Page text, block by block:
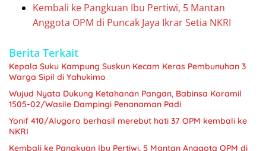
Kembali ke Pangkuan Ibu Pertiwi, 5 Mantan
Anggota OPM di Puncak Jaya Ikrar Setia NKRI
Berita Terkait
Kepala Suku Kampung Suskun Kecam Keras Pembunuhan 3
Warga Sipil di Yahukimo
Wujud Nyata Dukung Ketahanan Pangan, Babinsa Koramil
1505-02/Wasile Dampingi Penanaman Padi
Yonif 410/Alugoro berhasil merebut hati 37 OPM kembali ke
NKRI
Kembali ke Pangkuan Ibu Pertiwi, 5 Mantan Anggota OPM di